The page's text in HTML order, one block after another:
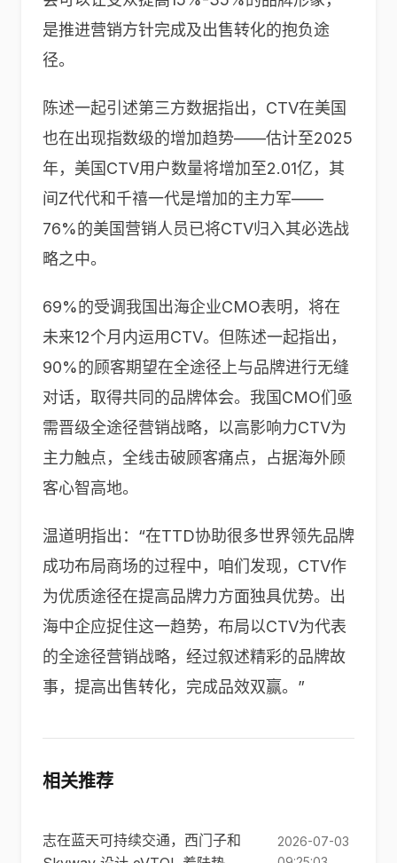
是推进营销方针完成及出售转化的抱负途
径。
陈述一起引述第三方数据指出，CTV在美国
也在出现指数级的增加趋势——估计至2025
年，美国CTV用户数量将增加至2.01亿，其
间Z代代和千禧一代是增加的主力军——
76%的美国营销人员已将CTV归入其必选战
略之中。
69%的受调我国出海企业CMO表明，将在
未来12个月内运用CTV。但陈述一起指出，
90%的顾客期望在全途径上与品牌进行无缝
对话，取得共同的品牌体会。我国CMO们亟
需晋级全途径营销战略，以高影响力CTV为
主力触点，全线击破顾客痛点，占据海外顾
客心智高地。
温道明指出：“在TTD协助很多世界领先品牌
成功布局商场的过程中，咱们发现，CTV作
为优质途径在提高品牌力方面独具优势。出
海中企应捉住这一趋势，布局以CTV为代表
的全途径营销战略，经过叙述精彩的品牌故
事，提高出售转化，完成品效双赢。”
相关推荐
志在蓝天可持续交通，西门子和
2026-07-03